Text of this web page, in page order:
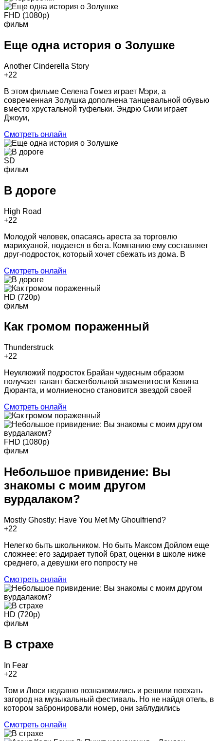
FHD (1080p)
фильм
Еще одна история о Золушке
Another Cinderella Story
+22
В этом фильме Селена Гомез играет Мэри, а
современная Золушка дополнена танцевальной обувью
вместо хрустальной туфельки. Эндрю Сили играет
Джоуи,
Смотреть онлайн
SD
фильм
В дороге
High Road
+22
Молодой человек, опасаясь ареста за торговлю
марихуаной, подается в бега. Компанию ему составляет
друг-подросток, который хочет сбежать из дома. В
Смотреть онлайн
HD (720p)
фильм
Как громом пораженный
Thunderstruck
+22
Неуклюжий подросток Брайан чудесным образом
получает талант баскетбольной знаменитости Кевина
Дюранта, и молниеносно становится звездой своей
Смотреть онлайн
FHD (1080p)
фильм
Небольшое привидение: Вы
знакомы с моим другом
вурдалаком?
Mostly Ghostly: Have You Met My Ghoulfriend?
+22
Нелегко быть школьником. Но быть Максом Дойлом еще
сложнее: его задирает тупой брат, оценки в школе ниже
среднего, а девушки его попросту не
Смотреть онлайн
HD (720p)
фильм
В страхе
In Fear
+22
Том и Люси недавно познакомились и решили поехать
загород на музыкальный фестиваль. Но не найдя отель, в
котором забронировали номер, они заблудились
Смотреть онлайн